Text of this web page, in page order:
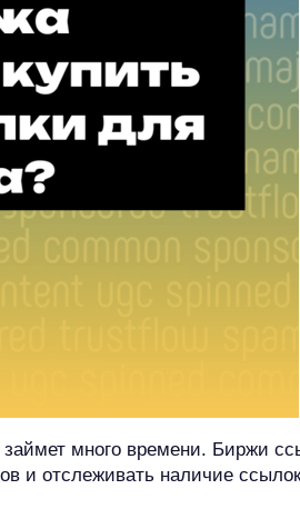
много времени. Биржи
и отслеживать наличие